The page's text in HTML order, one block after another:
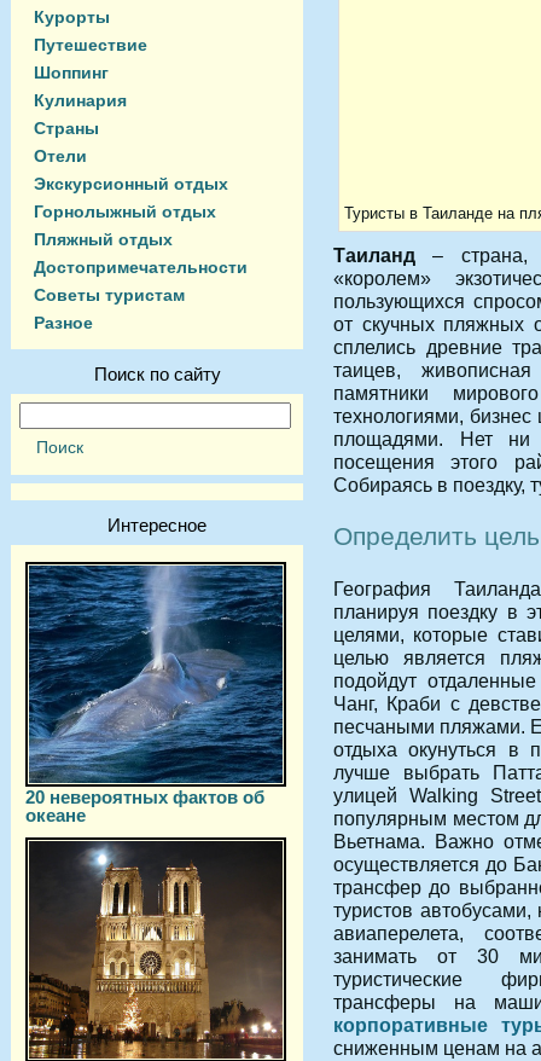
Курорты
Путешествие
Шоппинг
Кулинария
Страны
Отели
Экскурсионный отдых
Горнолыжный отдых
Пляжный отдых
Достопримечательности
Советы туристам
Разное
Поиск по сайту
Интересное
20 невероятных фактов об
океане
Туристы в Таиланде на
Таиланд – страна,
«королем»
пользующихся
от скучных пляжных
сплелись древние
таицев,
памятники
технологиями,
площадями. Нет ни
посещения этого
Собираясь в поездку,
Определить
География
планируя поездку в
целями, которые
целью является
подойдут
Чанг, Краби с
песчаными пляжами.
отдыха окунуться в
лучше выбрать
улицей Walking
популярным местом
Вьетнама. Важно
осуществляется до
трансфер до
туристов
авиаперелета,
занимать от 30
туристические
трансферы на
корпоративные
сниженным ценам на